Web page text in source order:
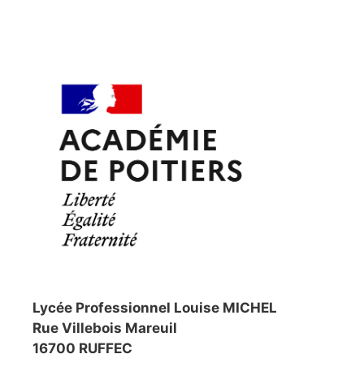
Lycée Professionnel Louise MICHEL
Rue Villebois Mareuil
16700 RUFFEC